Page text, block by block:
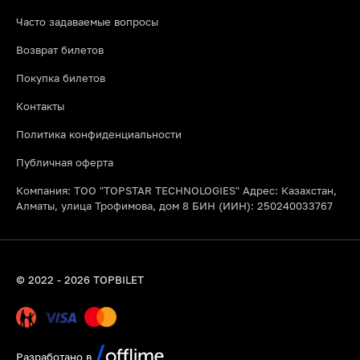
Часто задаваемые вопросы
Возврат билетов
Покупка билетов
Контакты
Политика конфиденциальности
Публичная оферта
Компания: ТОО "TOPSTAR TECHNOLOGIES" Адрес: Казахстан,
Алматы, улица Трофимова, дом 8 БИН (ИИН): 250240033767
© 2022 - 2026 TOPBILET
Разработано в